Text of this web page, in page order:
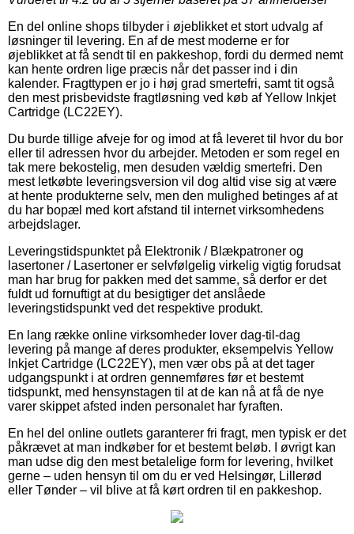
En del online shops tilbyder i øjeblikket et stort udvalg af
løsninger til levering. En af de mest moderne er for
øjeblikket at få sendt til en pakkeshop, fordi du dermed nemt
kan hente ordren lige præcis når det passer ind i din
kalender. Fragttypen er jo i høj grad smertefri, samt tit også
den mest prisbevidste fragtløsning ved køb af Yellow Inkjet
Cartridge (LC22EY).
Du burde tillige afveje for og imod at få leveret til hvor du bor
eller til adressen hvor du arbejder. Metoden er som regel en
tak mere bekostelig, men desuden vældig smertefri. Den
mest letkøbte leveringsversion vil dog altid vise sig at være
at hente produkterne selv, men den mulighed betinges af at
du har bopæl med kort afstand til internet virksomhedens
arbejdslager.
Leveringstidspunktet på Elektronik / Blækpatroner og
lasertoner / Lasertoner er selvfølgelig virkelig vigtig forudsat
man har brug for pakken med det samme, så derfor er det
fuldt ud fornuftigt at du besigtiger det anslåede
leveringstidspunkt ved det respektive produkt.
En lang række online virksomheder lover dag-til-dag
levering på mange af deres produkter, eksempelvis Yellow
Inkjet Cartridge (LC22EY), men vær obs på at det tager
udgangspunkt i at ordren gennemføres før et bestemt
tidspunkt, med hensynstagen til at de kan nå at få de nye
varer skippet afsted inden personalet har fyraften.
En hel del online outlets garanterer fri fragt, men typisk er det
påkrævet at man indkøber for et bestemt beløb. I øvrigt kan
man udse dig den mest betalelige form for levering, hvilket
gerne – uden hensyn til om du er ved Helsingør, Lillerød
eller Tønder – vil blive at få kørt ordren til en pakkeshop.